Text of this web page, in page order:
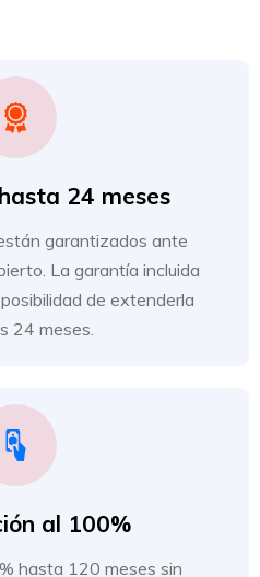
24 meses
garantizados ante
La garantía incluida
de extenderla
24 meses.
al 100%
hasta 120 meses sin